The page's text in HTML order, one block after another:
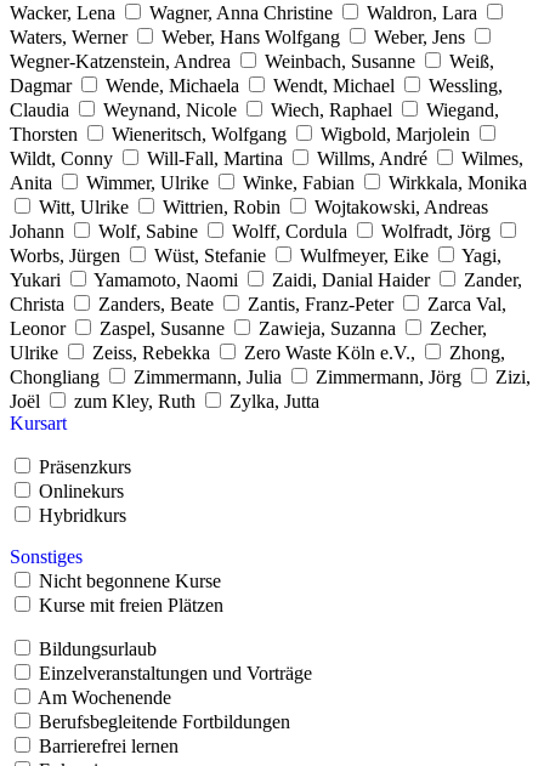
Wacker, Lena
Wagner, Anna Christine
Waldron, Lara
Waters, Werner
Weber, Hans Wolfgang
Weber, Jens
Wegner-Katzenstein, Andrea
Weinbach, Susanne
Weiß,
Dagmar
Wende, Michaela Wendt, Michael
Wessling,
Claudia
Weynand, Nicole Wiech, Raphael
Wiegand,
Thorsten
Wieneritsch, Wolfgang
Wigbold, Marjolein
Wildt, Conny
Will-Fall, Martina Willms, André
Wilmes,
Anita
Wimmer, Ulrike Winke, Fabian
Wirkkala, Monika
Witt, Ulrike
Wittrien, Robin
Wojtakowski, Andreas
Johann
Wolf, Sabine Wolff, Cordula
Wolfradt, Jörg
Worbs, Jürgen
Wüst, Stefanie Wulfmeyer, Eike
Yagi,
Yukari
Yamamoto, Naomi Zaidi, Danial Haider
Zander,
Christa
Zanders, Beate Zantis, Franz-Peter
Zarca Val,
Leonor
Zaspel, Susanne Zawieja, Suzanna
Zecher,
Ulrike
Zeiss, Rebekka Zero Waste Köln e.V.,
Zhong,
Chongliang
Zimmermann, Julia Zimmermann, Jörg
Zizi,
Joël
zum Kley, Ruth
Zylka, Jutta
Kursart
Präsenzkurs
Onlinekurs
Hybridkurs
Sonstiges
Nicht begonnene Kurse
Kurse mit freien Plätzen
Bildungsurlaub
Einzelveranstaltungen und Vorträge
Am Wochenende
Berufsbegleitende Fortbildungen
Barrierefrei lernen